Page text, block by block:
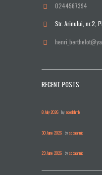
0244567394
Str. Arinului, nr.2,
RECENT POSTS
8 July 2026 by scoalahmb
30 June 2026 by scoalahmb
23 June 2026 by scoalahmb